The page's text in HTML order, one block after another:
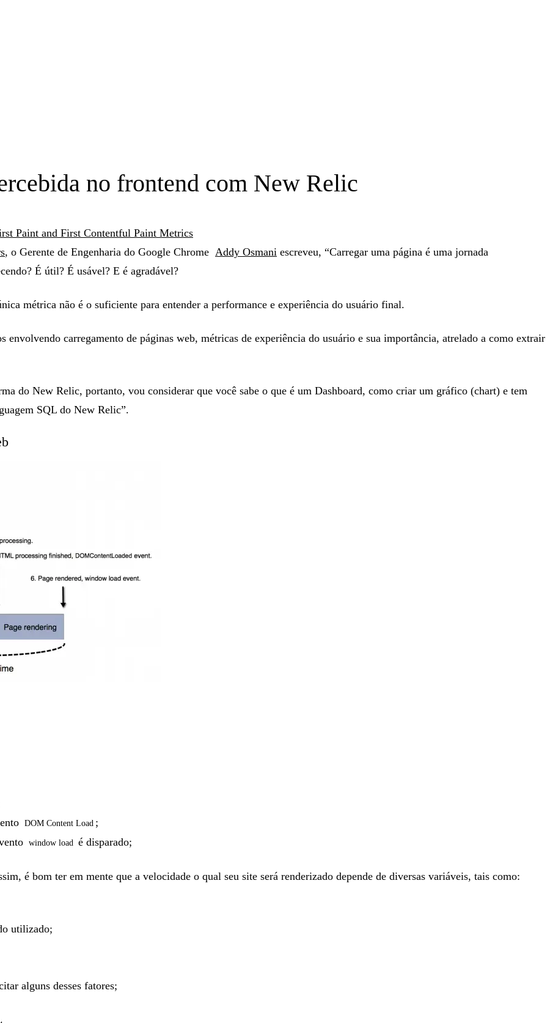
no frontend com New Relic
Paint and First Contentful Paint Metrics
, o Gerente de Engenharia do Google Chrome Addy Osmani escreveu, “Carregar uma página é uma jornada
É útil? É usável? E é agradável?
métrica não é o suficiente para entender a performance e experiência do usuário final.
carregamento de páginas web, métricas de experiência do usuário e sua importância, atrelado a como extrair
do New Relic, portanto, vou considerar que você sabe o que é um Dashboard, como criar um gráfico (chart) e tem
SQL do New Relic”.
DOM Content Load ;
window load é disparado;
é bom ter em mente que a velocidade o qual seu site será renderizado depende de diversas variáveis, tais como:
utilizado;
alguns desses fatores;